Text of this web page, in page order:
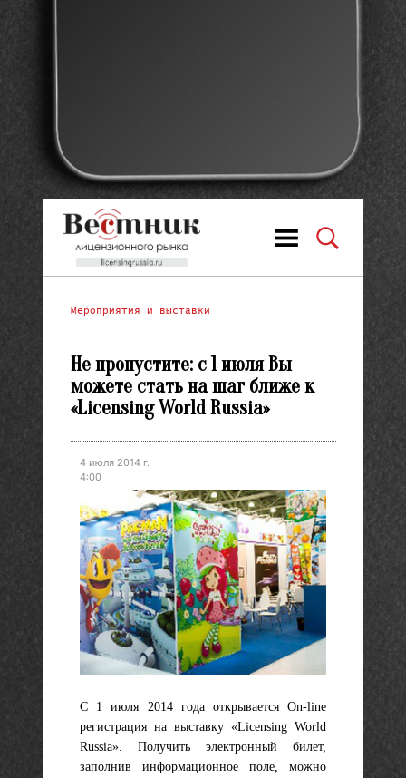
Мероприятия и выставки
Не пропустите: с 1 июля Вы
можете стать на шаг ближе к
«Licensing World Russia»
4 июля 2014 г.
4:00
С 1 июля 2014 года открывается Оn-line
регистрация на выставку «Licensing World
Russia». Получить электронный билет,
заполнив информационное поле, можно